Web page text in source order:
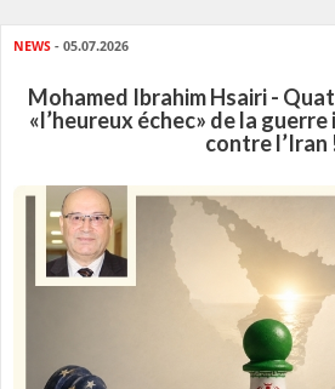
NEWS - 05.07.2026
Mohamed Ibrahim Hsairi -
«l’heureux échec» de la
contre l’Iran